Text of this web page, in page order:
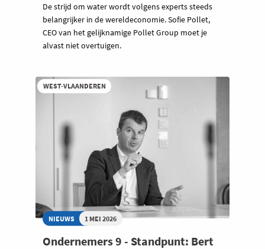
De strijd om water wordt volgens experts steeds
belangrijker in de wereldeconomie. Sofie Pollet,
CEO van het gelijknamige Pollet Group moet je
alvast niet overtuigen.
WEST-VLAANDEREN
NIEUWS 1 MEI 2026
Ondernemers 9 - Standpunt: Bert